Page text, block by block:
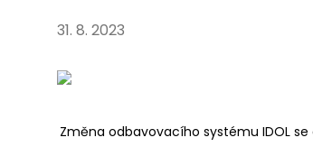
31. 8. 2023
Změna odbavovacího systému IDOL se